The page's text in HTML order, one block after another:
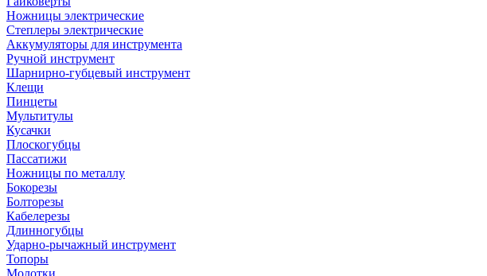
Ножницы электрические
Степлеры электрические
Аккумуляторы для инструмента
Ручной инструмент
Шарнирно-губцевый инструмент
Клещи
Пинцеты
Мультитулы
Кусачки
Плоскогубцы
Пассатижи
Ножницы по металлу
Бокорезы
Болторезы
Кабелерезы
Длинногубцы
Ударно-рычажный инструмент
Топоры
Молотки